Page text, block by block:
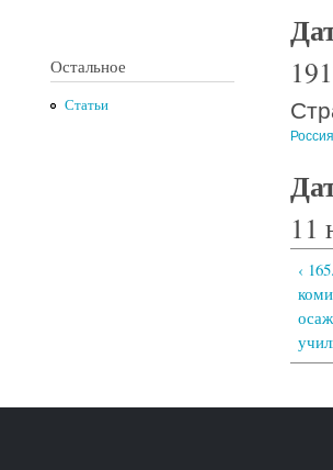
Остальное
Статьи
Россия
11
‹